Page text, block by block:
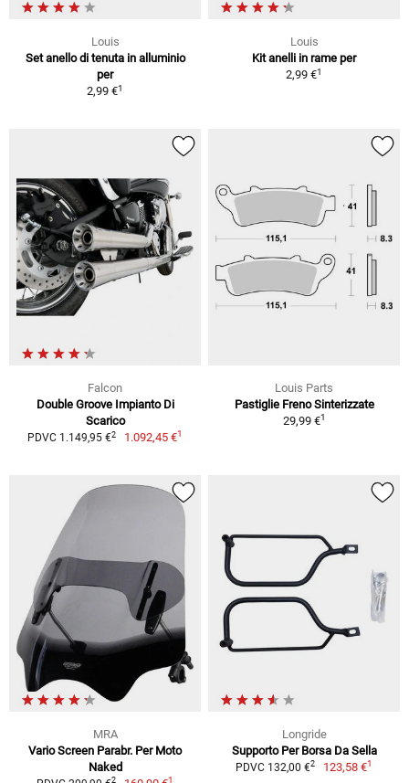
Louis
Set anello di tenuta in alluminio
per
2,99 €1
Louis
Kit anelli in rame per
2,99 €1
Falcon
Double Groove Impianto Di
Scarico
PDVC 1.149,95 €2 1.092,45 €1
Louis Parts
Pastiglie Freno Sinterizzate
29,99 €1
MRA
Vario Screen Parabr. Per Moto
Naked
2 1
Longride
Supporto Per Borsa Da Sella
PDVC 132,00 €2 123,58 €1